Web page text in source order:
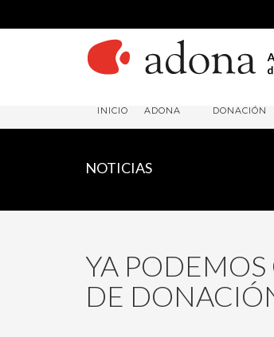
INICIO ADONA DONACIÓN
NOTICIAS
YA
DE